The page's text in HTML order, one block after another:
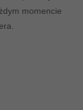
momencie